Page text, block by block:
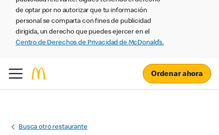
de optar por no autorizar que tu información
personal se comparta con fines de publicidad
dirigida, un derecho que puedes ejercer en el
Centro de Derechos de Privacidad de McDonald’s.
Ordenar ahora
Busca otro restaurante